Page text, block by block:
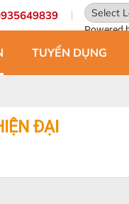
Powered
TUYỂN DỤNG
ĐẠI